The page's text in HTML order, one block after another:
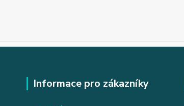
Informace pro zákazníky